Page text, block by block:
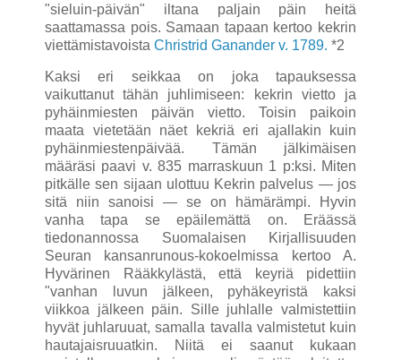
"sieluin-päivän" iltana paljain päin heitä
saattamassa pois. Samaan tapaan kertoo kekrin
viettämistavoista Christrid Ganander v. 1789. *2
Kaksi eri seikkaa on joka tapauksessa
vaikuttanut tähän juhlimi­seen: kekrin vietto ja
pyhäinmiesten päivän vietto. Toisin paikoin
maata vietetään näet kekriä eri ajallakin kuin
pyhäinmiestenpäivää. Tämän jälkimäisen
määräsi paavi v. 835 marraskuun 1 p:ksi. Miten
pitkälle sen sijaan ulottuu Kekrin palvelus — jos
sitä niin sanoisi — se on hämärämpi. Hyvin
vanha tapa se epäilemättä on. Eräässä
tiedonannossa Suomalaisen Kirjallisuuden
Seuran kansanrunous-kokoelmissa kertoo A.
Hyvärinen Rääkkylästä, että keyriä pidettiin
"vanhan luvun jälkeen, pyhäkeyristä kaksi
viikkoa jälkeen päin. Sille juhlalle valmistettiin
hyvät juhlaruuat, samalla tavalla valmistetut kuin
hautajaisruuatkin. Niitä ei saanut kukaan